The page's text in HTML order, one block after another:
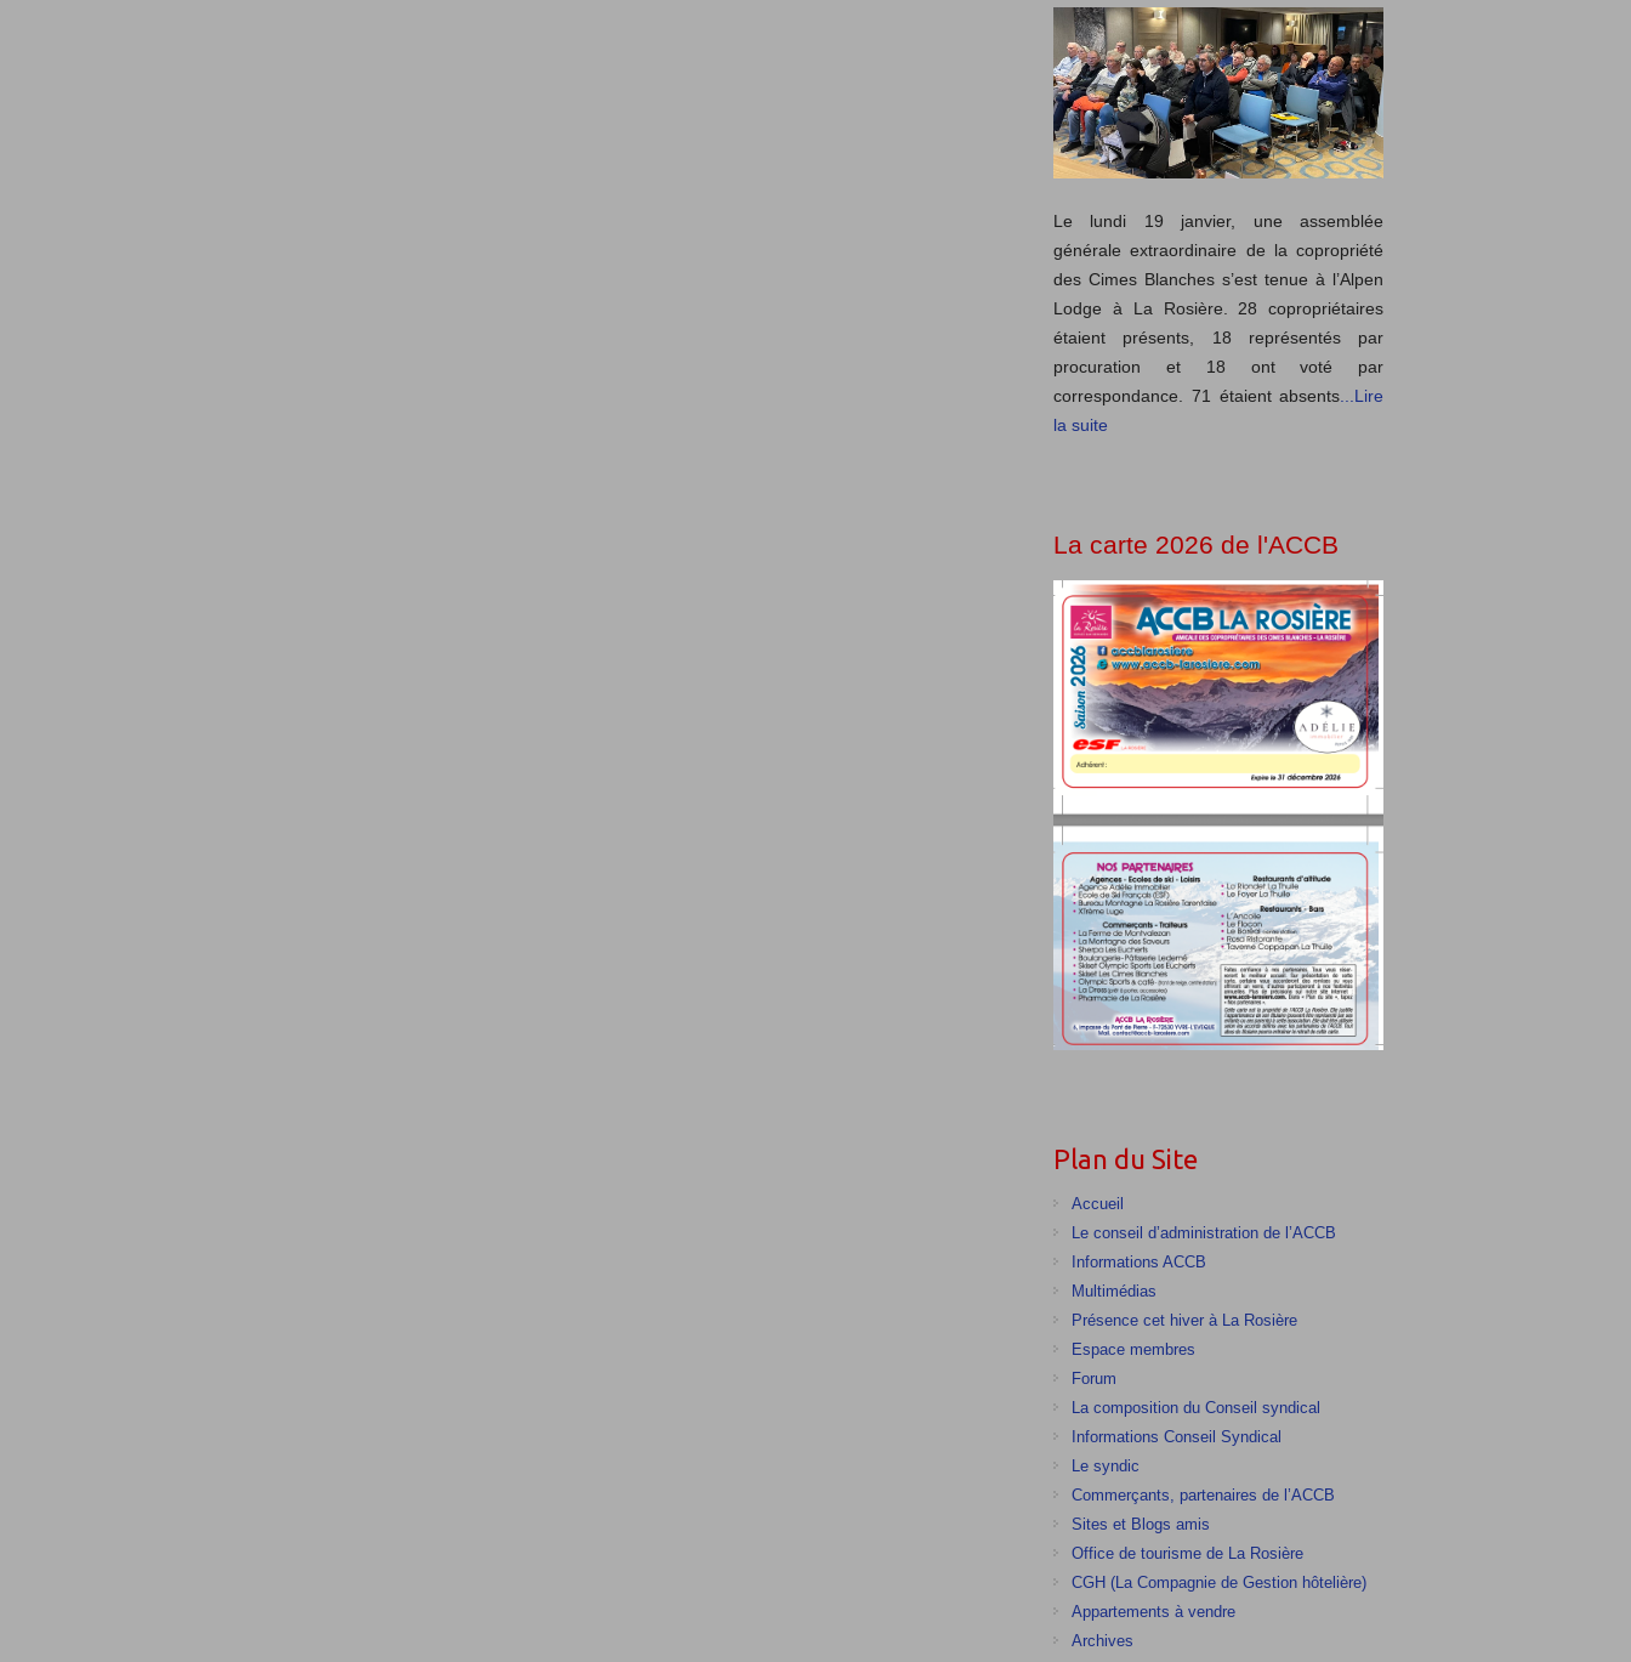
Le lundi 19 janvier, une assemblée
générale extraordinaire de la copropriété
des Cimes Blanches s’est tenue à l’Alpen
Lodge à La Rosière. 28 copropriétaires
étaient présents, 18 représentés par
procuration et 18 ont voté par
correspondance. 71 étaient absents ...Lire
la suite
La carte 2026 de l'ACCB
Plan du Site
Accueil
Le conseil d’administration de l’ACCB
Informations ACCB
Multimédias
Présence cet hiver à La Rosière
Espace membres
Forum
La composition du Conseil syndical
Informations Conseil Syndical
Le syndic
Commerçants, partenaires de l’ACCB
Sites et Blogs amis
Office de tourisme de La Rosière
CGH (La Compagnie de Gestion hôtelière)
Appartements à vendre
Archives